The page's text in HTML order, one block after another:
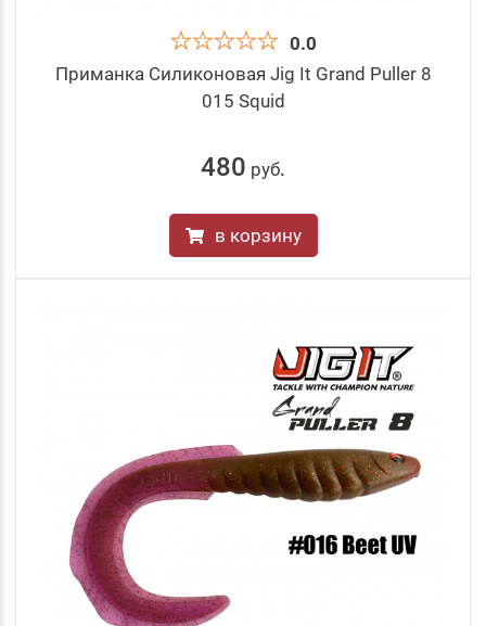
0.0
Приманка Силиконовая Jig It Grand Puller 8
015 Squid
480 руб.
в корзину